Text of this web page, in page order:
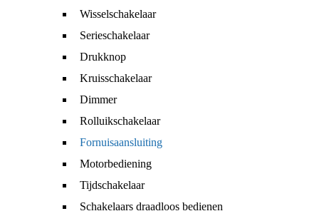
Wisselschakelaar
Serieschakelaar
Drukknop
Kruisschakelaar
Dimmer
Rolluikschakelaar
Fornuisaansluiting
Motorbediening
Tijdschakelaar
Schakelaars draadloos bedienen